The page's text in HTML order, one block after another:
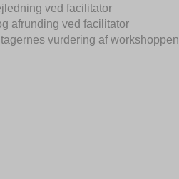
ved facilitator
afrunding ved facilitator
vurdering af workshoppen